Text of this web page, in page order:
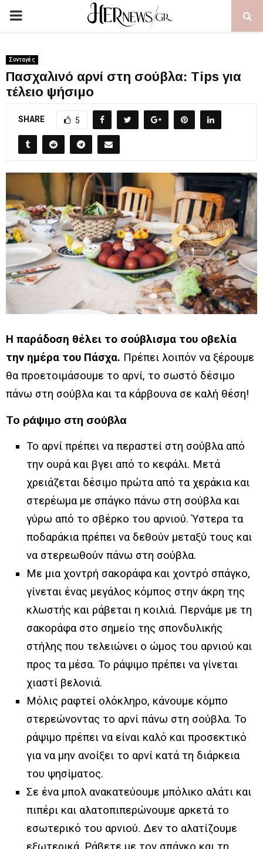
PRIMARY
Συνταγές
Πασχαλινό αρνί στη σούβλα: Tips για
τέλειο ψήσιμο
SHARE 5
Η παράδοση θέλει το σούβλισμα του οβελία
την ημέρα του Πάσχα. Πρέπει λοιπόν να ξέρουμε
θα προετοιμάσουμε το αρνί, το σωστό δέσιμο
πάνω στη σούβλα και τα κάρβουνα σε καλή θέση!
Το ράψιμο στη σούβλα
Το αρνί πρέπει να περαστεί στη σούβλα από
την ουρά και βγει από το κεφάλι. Μετά
χρειάζεται δέσιμο πρώτα από τα χεράκια και
στερέωμα με σπάγκο πάνω στη σούβλα και
γύρω από το σβέρκο του αρνιού. Ύστερα τα
ποδαράκια πρέπει να δεθούν μεταξύ τους και
να στερεωθούν πάνω στη σούβλα.
Με μια χοντρή σακοράφα και χοντρό σπάγκο,
γίνεται ένας μεγάλος κόμπος στην άκρη της
κλωστής και ράβεται η κοιλιά. Περνάμε με τη
σακοράφα στο σημείο της σπονδυλικής
στήλης που τελειώνει ο ώμος του αρνιού και
προς τα μέσα. Το ράψιμο πρέπει να γίνεται
χιαστί βελονιά.
Μόλις ραφτεί ολόκληρο, κάνουμε κόμπο
στερεώνοντας το αρνί πάνω στη σούβλα. Το
ράψιμο πρέπει να είναι καλό και προσεκτικό
για να μην ανοίξει το αρνί κατά τη διάρκεια
του ψησίματος.
Σε ένα μπολ ανακατεύουμε μπόλικο αλάτι και
πιπέρι και αλατοπιπερώνουμε αρκετά το
εσωτερικό του αρνιού. Δεν το αλατίζουμε